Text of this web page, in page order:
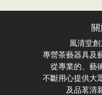
關
風清堂創
專營茶藝器具及
從專業的、藝
不斷用心提供大
及品茗清